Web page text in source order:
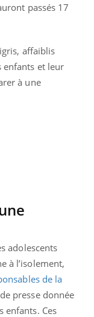
passés 17
affaiblis
enfants et leur
à une
adolescents
à l’isolement,
de la
presse donnée
enfants. Ces